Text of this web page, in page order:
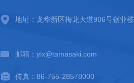
地址：龙华新区梅龙大道906号创业楼
邮箱：ylx@tamasaki.com
传真：86-755-28578000